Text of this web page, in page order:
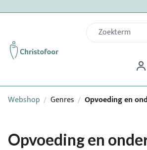
Webshop / Genres / Opvoeding en
Opvoeding en